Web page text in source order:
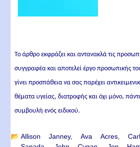
Το άρθρο εκφράζει και αντανακλά τις
συγγραφέα και αποτελεί έργο προσωπικής
γίνει προσπάθεια να σας παρέχει
θέματα υγείας, διατροφής και όχι μόνο,
συμβουλή ενός ειδικού.
📂 Allison Janney Ava Acres